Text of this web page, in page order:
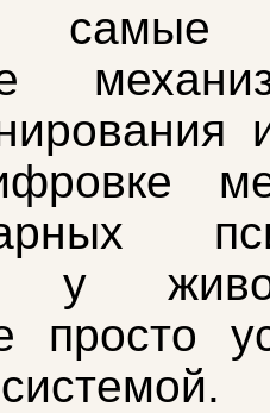
самые
у
просто